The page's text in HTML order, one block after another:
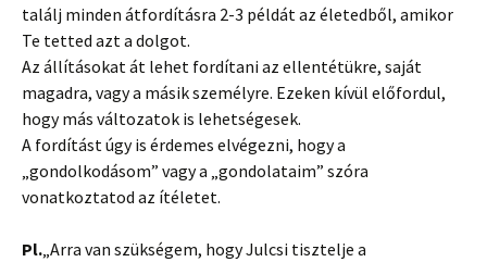
találj minden átfordításra 2-3 példát az életedből, amikor
Te tetted azt a dolgot.
Az állításokat át lehet fordítani az ellentétükre, saját
magadra, vagy a másik személyre. Ezeken kívül előfordul,
hogy más változatok is lehetségesek.
A fordítást úgy is érdemes elvégezni, hogy a
„gondolkodásom” vagy a „gondolataim” szóra
vonatkoztatod az ítéletet.
Pl. „Arra van szükségem, hogy Julcsi tisztelje a